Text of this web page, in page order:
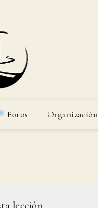
Foros Organización